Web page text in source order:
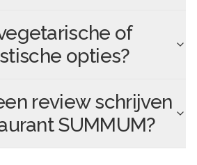
of
opties?
review schrijven
SUMMUM?